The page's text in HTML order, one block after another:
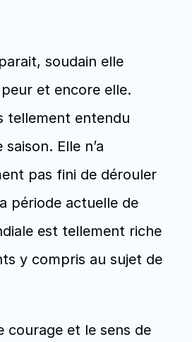
soudain elle
et encore elle.
tellement entendu
Elle n’a
pas fini de dérouler
période actuelle de
est tellement riche
y compris au sujet de
courage et le sens de